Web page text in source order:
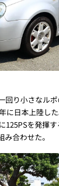
回り小さなル
に日本上陸し
125PSを発揮
み合わせた。